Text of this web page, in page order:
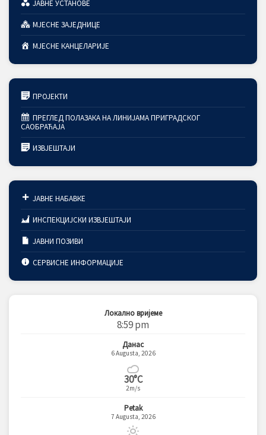
ЈАВНЕ УСТАНОВЕ
МЈЕСНЕ ЗАЈЕДНИЦЕ
МЈЕСНЕ КАНЦЕЛАРИЈЕ
ПРОЈЕКТИ
ПРЕГЛЕД ПОЛАЗАКА НА ЛИНИЈАМА ПРИГРАДСКОГ
САОБРАЋАЈА
ИЗВЈЕШТАЈИ
ЈАВНЕ НАБАВКЕ
ИНСПЕКЦИЈСКИ ИЗВЈЕШТАЈИ
ЈАВНИ ПОЗИВИ
СЕРВИСНЕ ИНФОРМАЦИЈЕ
Локално вријеме
8:59 pm
Данас
6 Augusta, 2026
30°C
2m/s
Petak
7 Augusta, 2026